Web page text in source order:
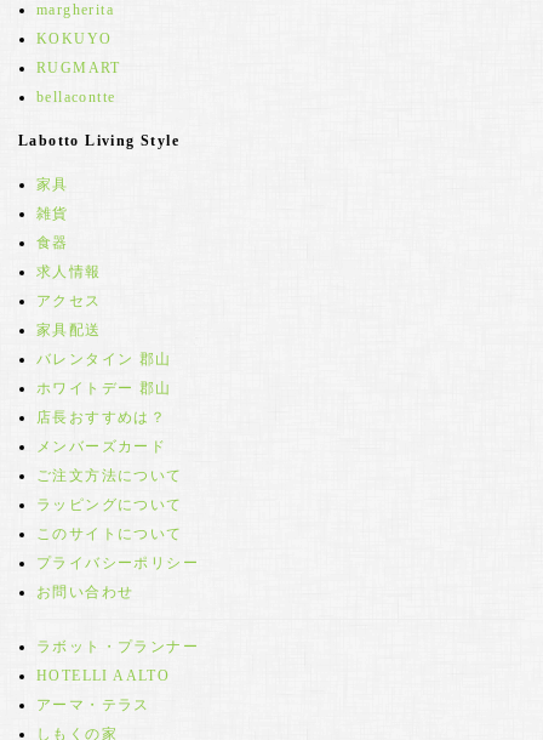
margherita
KOKUYO
RUGMART
bellacontte
Labotto Living Style
家具
雑貨
食器
求人情報
アクセス
家具配送
バレンタイン 郡山
ホワイトデー 郡山
店長おすすめは？
メンバーズカード
ご注文方法について
ラッピングについて
このサイトについて
プライバシーポリシー
お問い合わせ
ラボット・プランナー
HOTELLI AALTO
アーマ・テラス
しもくの家